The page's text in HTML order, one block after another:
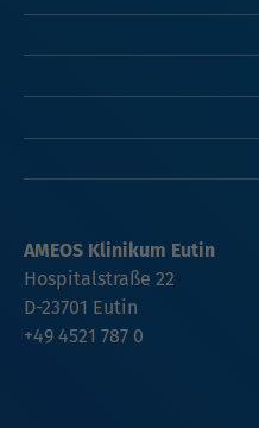
AMEOS Klinikum Eutin
Hospitalstraße 22
D-23701 Eutin
+49 4521 787 0